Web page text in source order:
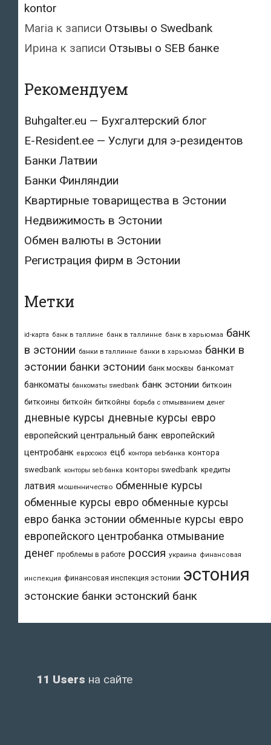
kontor
Maria к записи Отзывы о Swedbank
Ирина к записи Отзывы о SEB банке
Рекомендуем
Buhgalter.eu — Бухгалтерский блог
E-Resident.ee — Услуги для э-резидентов
Банки Латвии
Банки Финляндии
Квартирные товарищества в Эстонии
Недвижимость в Эстонии
Обмен валюты в Эстонии
Регистрация фирм в Эстонии
Метки
id-карта банк в таллине банк в таллинне банк в харьюмаа банк
в эстонии банки в таллинне банки в харьюмаа банки в
эстонии банки эстонии банк москвы банкомат
банкоматы банкоматы swedbank банк эстонии биткоин
биткоины биткойн биткойны борьба с отмыванием денег
дневные курсы дневные курсы евро
европейский центральный банк европейский
центробанк евросоюз ецб контора seb-банка контора
swedbank конторы seb банка конторы swedbank кредиты
латвия мошенничество обменные курсы
обменные курсы евро обменные курсы
евро банка эстонии обменные курсы евро
европейского центробанка отмывание
денег проблемы в работе россия украина финансовая
инспекция финансовая инспекция эстонии эстония
эстонские банки эстонский банк
11 Users на сайте